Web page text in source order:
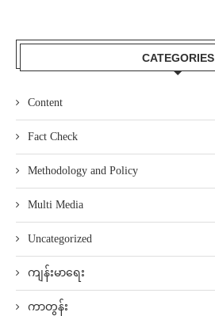
CATEGORIES
Content
Fact Check
Methodology and Policy
Multi Media
Uncategorized
ကျန်းမာရေး
ကာတွန်း